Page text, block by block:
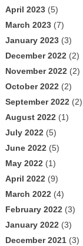
April 2023 (5)
March 2023 (7)
January 2023 (3)
December 2022 (2)
November 2022 (2)
October 2022 (2)
September 2022 (2)
August 2022 (1)
July 2022 (5)
June 2022 (5)
May 2022 (1)
April 2022 (9)
March 2022 (4)
February 2022 (3)
January 2022 (3)
December 2021 (3)